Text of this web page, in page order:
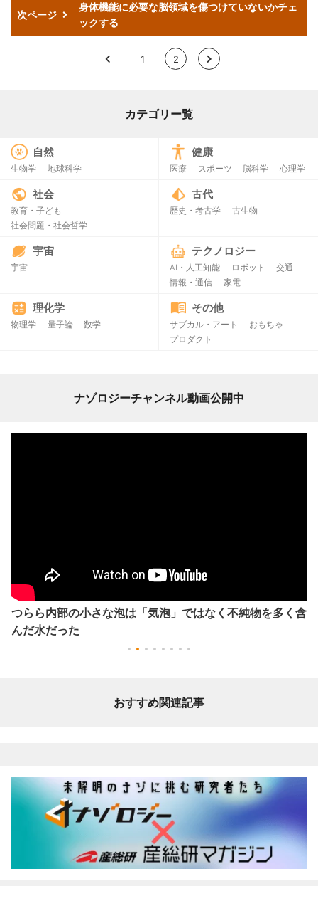
次ページ
身体機能に必要な脳領域を傷つけていないかチェ
ックする
< 1 2 >
カテゴリー覧
自然
生物学 地球科学
健康
医療 スポーツ 脳科学 心理学
社会
教育・子ども
社会問題・社会哲学
古代
歴史・考古学 古生物
宇宙
宇宙
テクノロジー
AI・人工知能 ロボット
交通
情報・通信
家電
理化学
物理学 量子論 数学
その他
サブカル・アート
おもちゃ
プロダクト
ナゾロジーチャンネル動画公開中
つらら内部の小さな泡は「気泡」ではなく不純物を多く含
んだ水だった
おすすめ関連記事